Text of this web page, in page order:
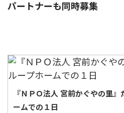
パートナーも同時募集
『ＮＰＯ法人 宮前かぐやの里
ームでの１日